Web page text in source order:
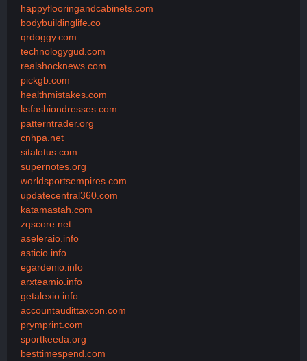
happyflooringandcabinets.com
bodybuildinglife.co
qrdoggy.com
technologygud.com
realshocknews.com
pickgb.com
healthmistakes.com
ksfashiondresses.com
patterntrader.org
cnhpa.net
sitalotus.com
supernotes.org
worldsportsempires.com
updatecentral360.com
katamastah.com
zqscore.net
aseleraio.info
asticio.info
egardenio.info
arxteamio.info
getalexio.info
accountaudittaxcon.com
prymprint.com
sportkeeda.org
besttimespend.com